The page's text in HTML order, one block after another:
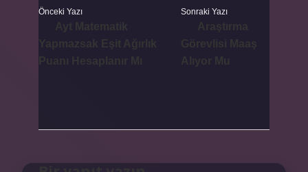
Önceki Yazı Sonraki Yazı